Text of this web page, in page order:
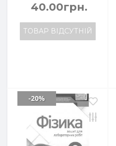
40.00грн.
ТОВАР ВІДСУТНІЙ
-20%